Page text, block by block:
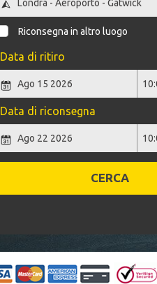
Riconsegna in altro luogo
Data di ritiro
Data di riconsegna
CERCA